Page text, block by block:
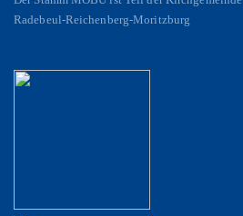
Radebeul-Reichenberg-Moritzburg